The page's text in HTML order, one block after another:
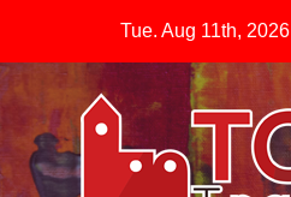
Tue. Aug 11th, 2026